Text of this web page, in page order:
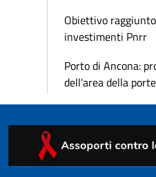
Obiettivo
investimenti Pnrr
Porto di Ancona:
dell'area della